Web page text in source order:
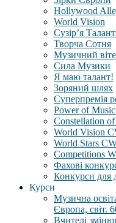
Hollywood
World Vision
Сузір’я
Творча Сотня
Музичний
Сила Музики
Я маю талант!
Зоряний шлях
Суперпремія
Power of
Constellation
World Vision
World Stars
Competitions
Фахові
Конкурси для
Курси
Музична
Європа, світ.
Вчителі